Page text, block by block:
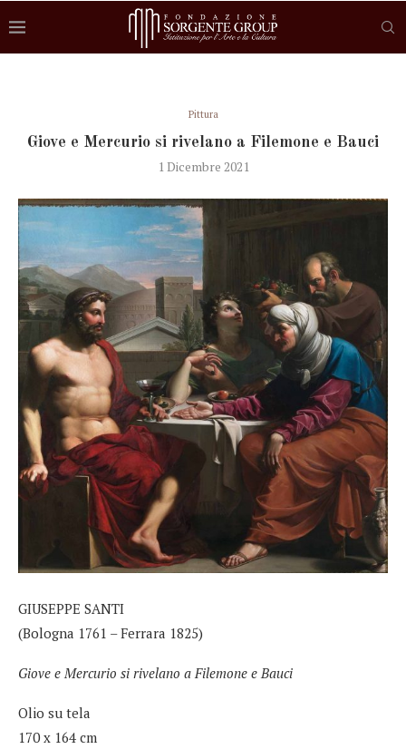
Pittura
Giove e Mercurio si rivelano a Filemone e Bauci
1 Dicembre 2021
GIUSEPPE SANTI
(Bologna 1761 – Ferrara 1825)
Giove e Mercurio si rivelano a Filemone e Bauci
Olio su tela
170 x 164 cm